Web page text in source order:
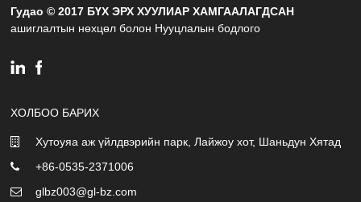
Гудао © 2017 БҮХ ЭРХ ХУУЛИАР ХАМГААЛАГДСАН
ашиглалтын нөхцөл болон Нууцлалын бодлого
ХОЛБОО БАРИХ
Хутоуяа аж үйлдвэрийн парк, Лайжоу хот, Шаньдун Хятад
+86-0535-2371006
glbz003@gl-bz.com